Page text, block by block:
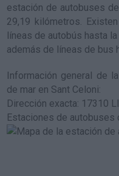
estación de autobuses
29,19 kilómetros.
líneas de autobús hasta
además de líneas de bus
Información general de
de mar en Sant Celoni:
Dirección exacta: 17310
Estaciones de autobuses